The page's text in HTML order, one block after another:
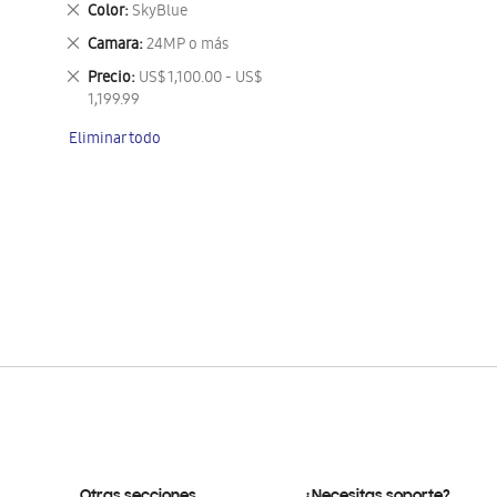
Color SkyBlue
Eliminar
este
artículo
Camara 24MP o más
Eliminar
este
artículo
Precio US$ 1,100.00 - US$
1,199.99
Eliminar
este
Eliminar todo